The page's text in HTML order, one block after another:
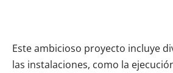
Este ambicioso proyecto incluye
las instalaciones, como la